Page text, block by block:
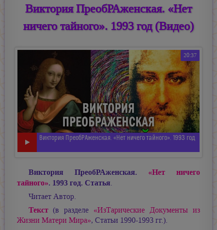
Виктория ПреобРАженская. «Нет
ничего тайного». 1993 год (Видео)
20:37
Виктория ПреобРАженская. «Нет ничего тайного». 1993 год
Виктория ПреобРАженская. «Нет ничего
тайного». 1993 год. Статья.
Читает Автор.
Текст(в разделе «ИзТарические Документы из
Жизни Матери Мира», Статьи 1990-1993 гг.).